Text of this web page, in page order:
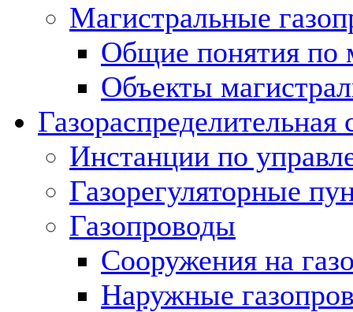
Магистральные
Общие понятия по
Объекты
Газораспределительная
Инстанции по
Газорегуляторные
Газопроводы
Сооружения на
Наружные